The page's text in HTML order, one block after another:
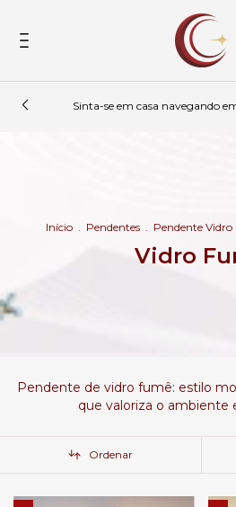
Sinta-se em casa navegando
Início . Pendentes . Pendente Vidro
Vidro
Pendente de vidro fumê: estilo
que valoriza o ambiente
Ordenar